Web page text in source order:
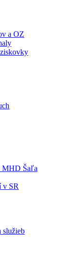
a OZ
MHD Šaľa
v SR
služieb